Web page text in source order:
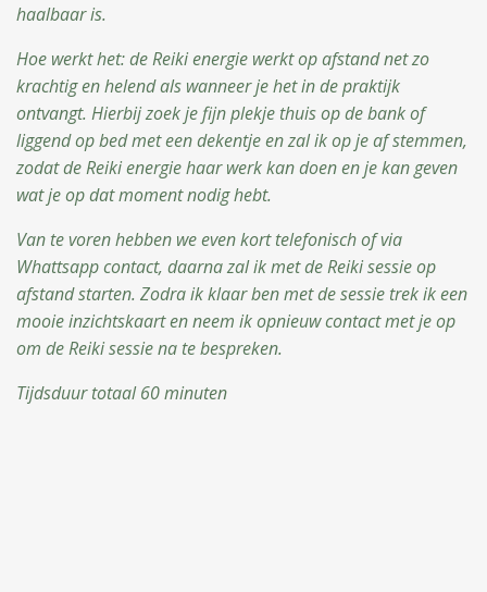
haalbaar is.
Hoe werkt het: de Reiki energie werkt op afstand net zo
krachtig en helend als wanneer je het in de praktijk
ontvangt. Hierbij zoek je fijn plekje thuis op de bank of
liggend op bed met een dekentje en zal ik op je af stemmen,
zodat de Reiki energie haar werk kan doen en je kan geven
wat je op dat moment nodig hebt.
Van te voren hebben we even kort telefonisch of via
Whattsapp contact, daarna zal ik met de Reiki sessie op
afstand starten. Zodra ik klaar ben met de sessie trek ik een
mooie inzichtskaart en neem ik opnieuw contact met je op
om de Reiki sessie na te bespreken.
Tijdsduur totaal 60 minuten